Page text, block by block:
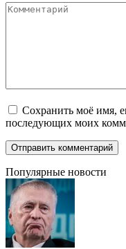
Комментарий
Сохранить моё имя,
последующих моих
Популярные новости